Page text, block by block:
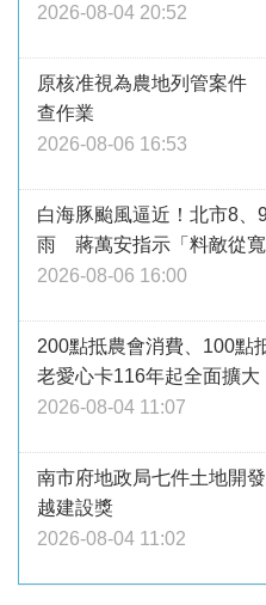
2026-08-04 20:52
原核准視為農地列管案件
查作業
2026-08-06 16:53
白海豚颱風逼近！北市8、
雨 蔣萬安指示「料敵從
2026-08-06 16:00
200點抵農會消費、100
老愛心卡116年起全面擴大
2026-08-04 11:07
南市府地政局七件土地開
越建設獎
2026-08-04 11:02